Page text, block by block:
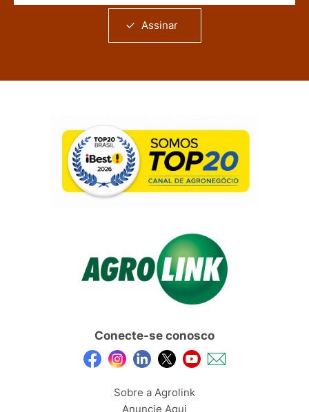
Assinar
Conecte-se conosco
Sobre a Agrolink
Anuncie Aqui